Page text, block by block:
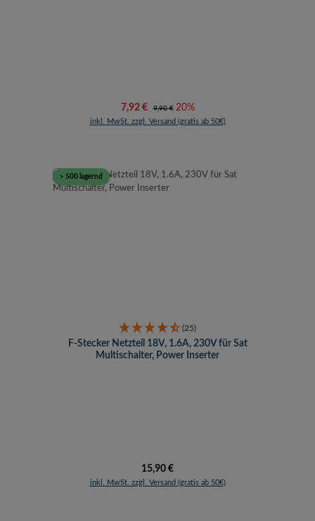
Verkaufspreis:
7,92 € Regulärer Preis:
9,90 € 20%
inkl. MwSt. zzgl. Versand (gratis ab 50€)
> 500 lagernd
(25)
F-Stecker Netzteil 18V, 1.6A, 230V für Sat
Multischalter, Power Inserter
Regulärer Preis:
15,90 €
inkl. MwSt. zzgl. Versand (gratis ab 50€)